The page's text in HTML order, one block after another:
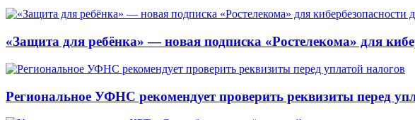
«Защита для ребёнка» — новая подписка «Ростелекома» для
Региональное УФНС рекомендует проверить реквизиты перед